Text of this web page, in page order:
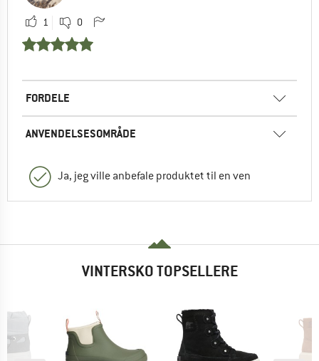
1 0
FORDELE
ANVENDELSESOMRÅDE
Ja, jeg ville anbefale produktet til en ven
VINTERSKO TOPSELLERE